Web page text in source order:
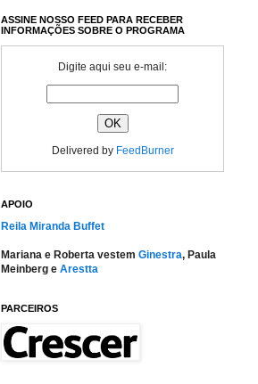
ASSINE NOSSO FEED PARA RECEBER
INFORMAÇÕES SOBRE O PROGRAMA
Digite aqui seu e-mail:
Delivered by FeedBurner
APOIO
Reila Miranda Buffet
Mariana e Roberta vestem Ginestra, Paula
Meinberg e Arestta
PARCEIROS